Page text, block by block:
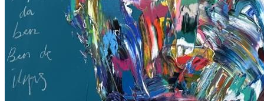
ERGİN İNAN ESERLERİ,
FERRUH BAŞAĞA ESERLERİ,
GÜNGÖR TANER ESERLERİ,
MEHMET GÜLERYÜZ ESERLERİ,
MUSTAFA ATA ESERLERİ,
ÖMER ULUÇ ESERLERİ,
SAM FRANCIS ESERLERİ,
SELMA GÜRBÜZ ESERLERİ,
ZEKAİ ORMANCI ESERLERİ,